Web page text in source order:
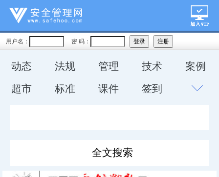
用户名： 密 码：
动态 法规 管理 技术
案例
超市
标准 课件 签到